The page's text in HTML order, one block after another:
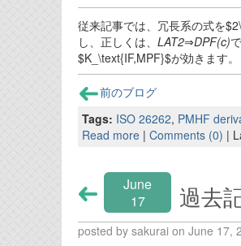
従来記事では、冗長系の式を
し、正しくは、 LAT2⇒DPF(c)
$K_\text{IF,MPF}$が効きます
前のブログ
Tags: ISO 26262, PMHF
Read more | Comments (0) |
June
17
過去
posted by sakurai on June 17,